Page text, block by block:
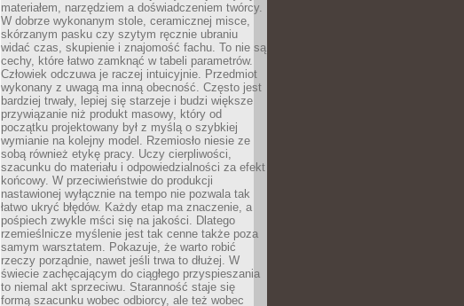
materiałem, narzędziem a doświadczeniem twórcy.
W dobrze wykonanym stole, ceramicznej misce,
skórzanym pasku czy szytym ręcznie ubraniu
widać czas, skupienie i znajomość fachu. To nie są
cechy, które łatwo zamknąć w tabeli parametrów.
Człowiek odczuwa je raczej intuicyjnie. Przedmiot
wykonany z uwagą ma inną obecność. Często jest
bardziej trwały, lepiej się starzeje i budzi większe
przywiązanie niż produkt masowy, który od
początku projektowany był z myślą o szybkiej
wymianie na kolejny model. Rzemiosło niesie ze
sobą również etykę pracy. Uczy cierpliwości,
szacunku do materiału i odpowiedzialności za efekt
końcowy. W przeciwieństwie do produkcji
nastawionej wyłącznie na tempo nie pozwala tak
łatwo ukryć błędów. Każdy etap ma znaczenie, a
pośpiech zwykle mści się na jakości. Dlatego
rzemieślnicze myślenie jest tak cenne także poza
samym warsztatem. Pokazuje, że warto robić
rzeczy porządnie, nawet jeśli trwa to dłużej. W
świecie zachęcającym do ciągłego przyspieszania
to niemal akt sprzeciwu. Staranność staje się
formą szacunku wobec odbiorcy, ale też wobec